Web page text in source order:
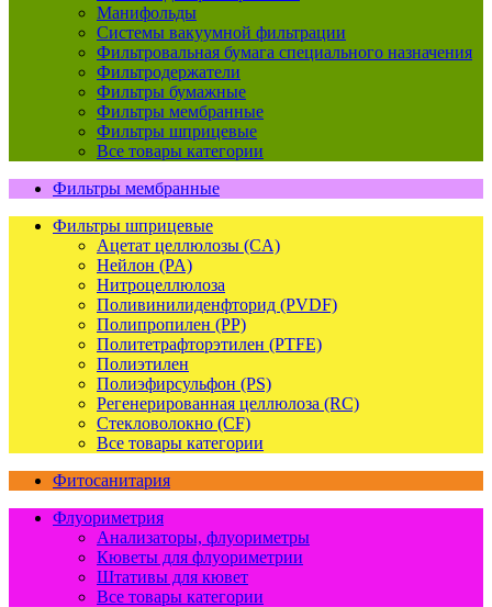
Манифольды
Системы вакуумной фильтрации
Фильтровальная бумага специального назначения
Фильтродержатели
Фильтры бумажные
Фильтры мембранные
Фильтры шприцевые
Все товары категории
Фильтры мембранные
Фильтры шприцевые
Ацетат целлюлозы (CA)
Нейлон (PA)
Нитроцеллюлоза
Поливинилиденфторид (PVDF)
Полипропилен (PP)
Политетрафторэтилен (PTFE)
Полиэтилен
Полиэфирсульфон (PS)
Регенерированная целлюлоза (RC)
Стекловолокно (CF)
Все товары категории
Фитосанитария
Флуориметрия
Анализаторы, флуориметры
Кюветы для флуориметрии
Штативы для кювет
Все товары категории